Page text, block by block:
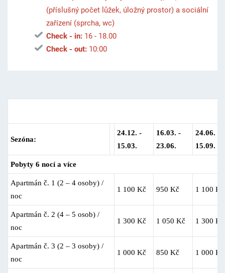
(příslušný počet lůžek, úložný prostor) a sociální
zařízení (sprcha, wc)
Check - in:16 - 18.00
Check - out:10:00
Sezóna:
24.12. -
15.03.
16.03. -
23.06.
24.06. -
15.09.
Pobyty 6 nocí a více
Apartmán č. 1 (2 – 4 osoby) /
noc
1 100 Kč 950 Kč 1 100 Kč
Apartmán č. 2 (4 – 5 osob) /
noc
1 300 Kč 1 050 Kč 1 300 Kč
Apartmán č. 3 (2 – 3 osoby) /
noc
1 000 Kč 850 Kč 1 000 Kč